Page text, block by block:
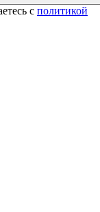
с политикой